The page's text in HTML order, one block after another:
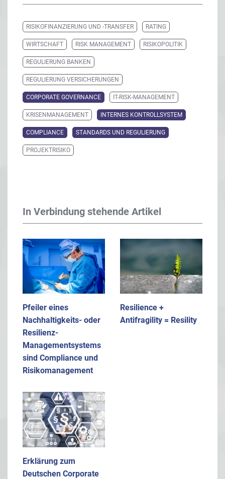
RISIKOFINANZIERUNG UND -TRANSFER RATING
WIRTSCHAFT RISK MANAGEMENT RISIKOPOLITIK
REGULIERUNG BANKEN
REGULIERUNG VERSICHERUNGEN
CORPORATE GOVERNANCE IT-RISK-MANAGEMENT
KRISENMANAGEMENT INTERNES KONTROLLSYSTEM
COMPLIANCE STANDARDS UND REGULIERUNG
PROJEKTRISIKO
In Verbindung stehende Artikel
Pfeiler eines
Nachhaltigkeits- oder
Resilienz-
Managementsystems
sind Compliance und
Risikomanagement
Resilience +
Antifragility = Resility
Erklärung zum
Deutschen Corporate